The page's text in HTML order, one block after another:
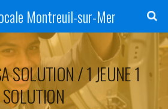
Montreuil-sur-Mer
SOLUTION / 1 JEUNE 1
SOLUTION